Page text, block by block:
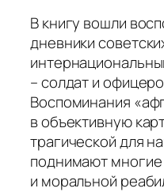
В книгу вошли
дневники
– солдат и
Воспоминания
в объективную
трагической для
поднимают
и моральной